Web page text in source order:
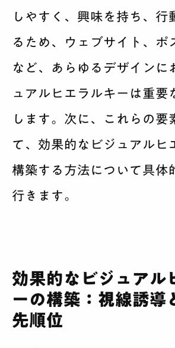
しやすく、興味を持ち、行
るため、ウェブサイト、ポ
など、あらゆるデザインに
ュアルヒエラルキーは重要
します。次に、これらの要
て、効果的なビジュアルヒ
構築する方法について具体
行きます。
効果的なビジュアル
ーの構築：視線誘導
先順位